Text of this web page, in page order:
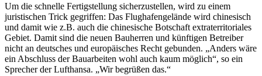
Um die schnelle Fertigstellung sicherzustellen, wird zu einem
juristischen Trick gegriffen: Das Flughafengelände wird chinesisch
und damit wie z.B. auch die chinesische Botschaft extraterritoriales
Gebiet. Damit sind die neuen Bauherren und künftigen Betreiber
nicht an deutsches und europäisches Recht gebunden. „Anders wäre
ein Abschluss der Bauarbeiten wohl auch kaum möglich“, so ein
Sprecher der Lufthansa. „Wir begrüßen das.“